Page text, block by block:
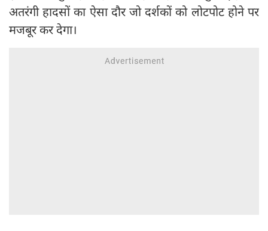
अतरंगी हादसों का ऐसा दौर जो दर्शकों को लोटपोट होने पर
मजबूर कर देगा।